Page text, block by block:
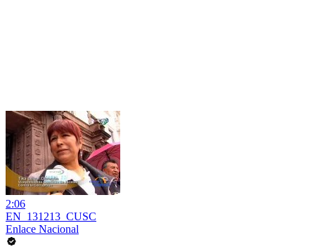
2:06
EN_131213_CUSC
Enlace Nacional